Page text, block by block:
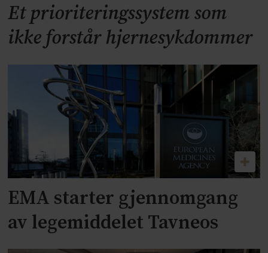
Et prioriteringssystem som
ikke forstår hjernesykdommer
EMA starter gjennomgang
av legemiddelet Tavneos